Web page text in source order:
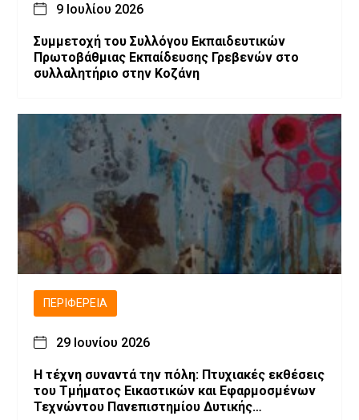
9 Ιουλίου 2026
Συμμετοχή του Συλλόγου Εκπαιδευτικών
Πρωτοβάθμιας Εκπαίδευσης Γρεβενών στο
συλλαλητήριο στην Κοζάνη
ΠΕΡΙΦΈΡΕΙΑ
29 Ιουνίου 2026
Η τέχνη συναντά την πόλη: Πτυχιακές εκθέσεις
του Τμήματος Εικαστικών και Εφαρμοσμένων
Τεχνώντου Πανεπιστημίου Δυτικής